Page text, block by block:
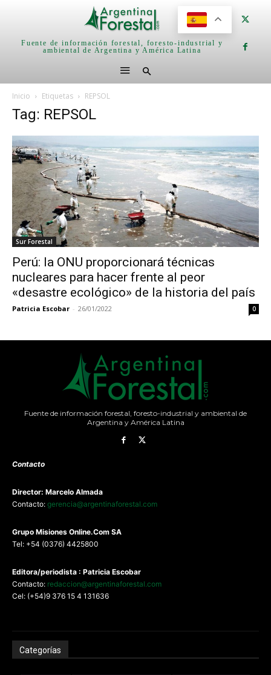
Fuente de información forestal, foresto-industrial y
ambiental de Argentina y América Latina
Inicio Etiquetas REPSOL
Tag: REPSOL
Sur Forestal
Perú: la ONU proporcionará técnicas
nucleares para hacer frente al peor
«desastre ecológico» de la historia del país
Patricia Escobar - 26/01/2022 0
Fuente de información forestal, foresto-industrial y ambiental de
Argentina y América Latina
Contacto
Director: Marcelo Almada
Contacto: gerencia@argentinaforestal.com
Grupo Misiones Online.Com SA
Tel: +54 (0376) 4425800
Editora/periodista : Patricia Escobar
Contacto: redaccion@argentinaforestal.com
Cel: (+54)9 376 15 4 131636
Categorías